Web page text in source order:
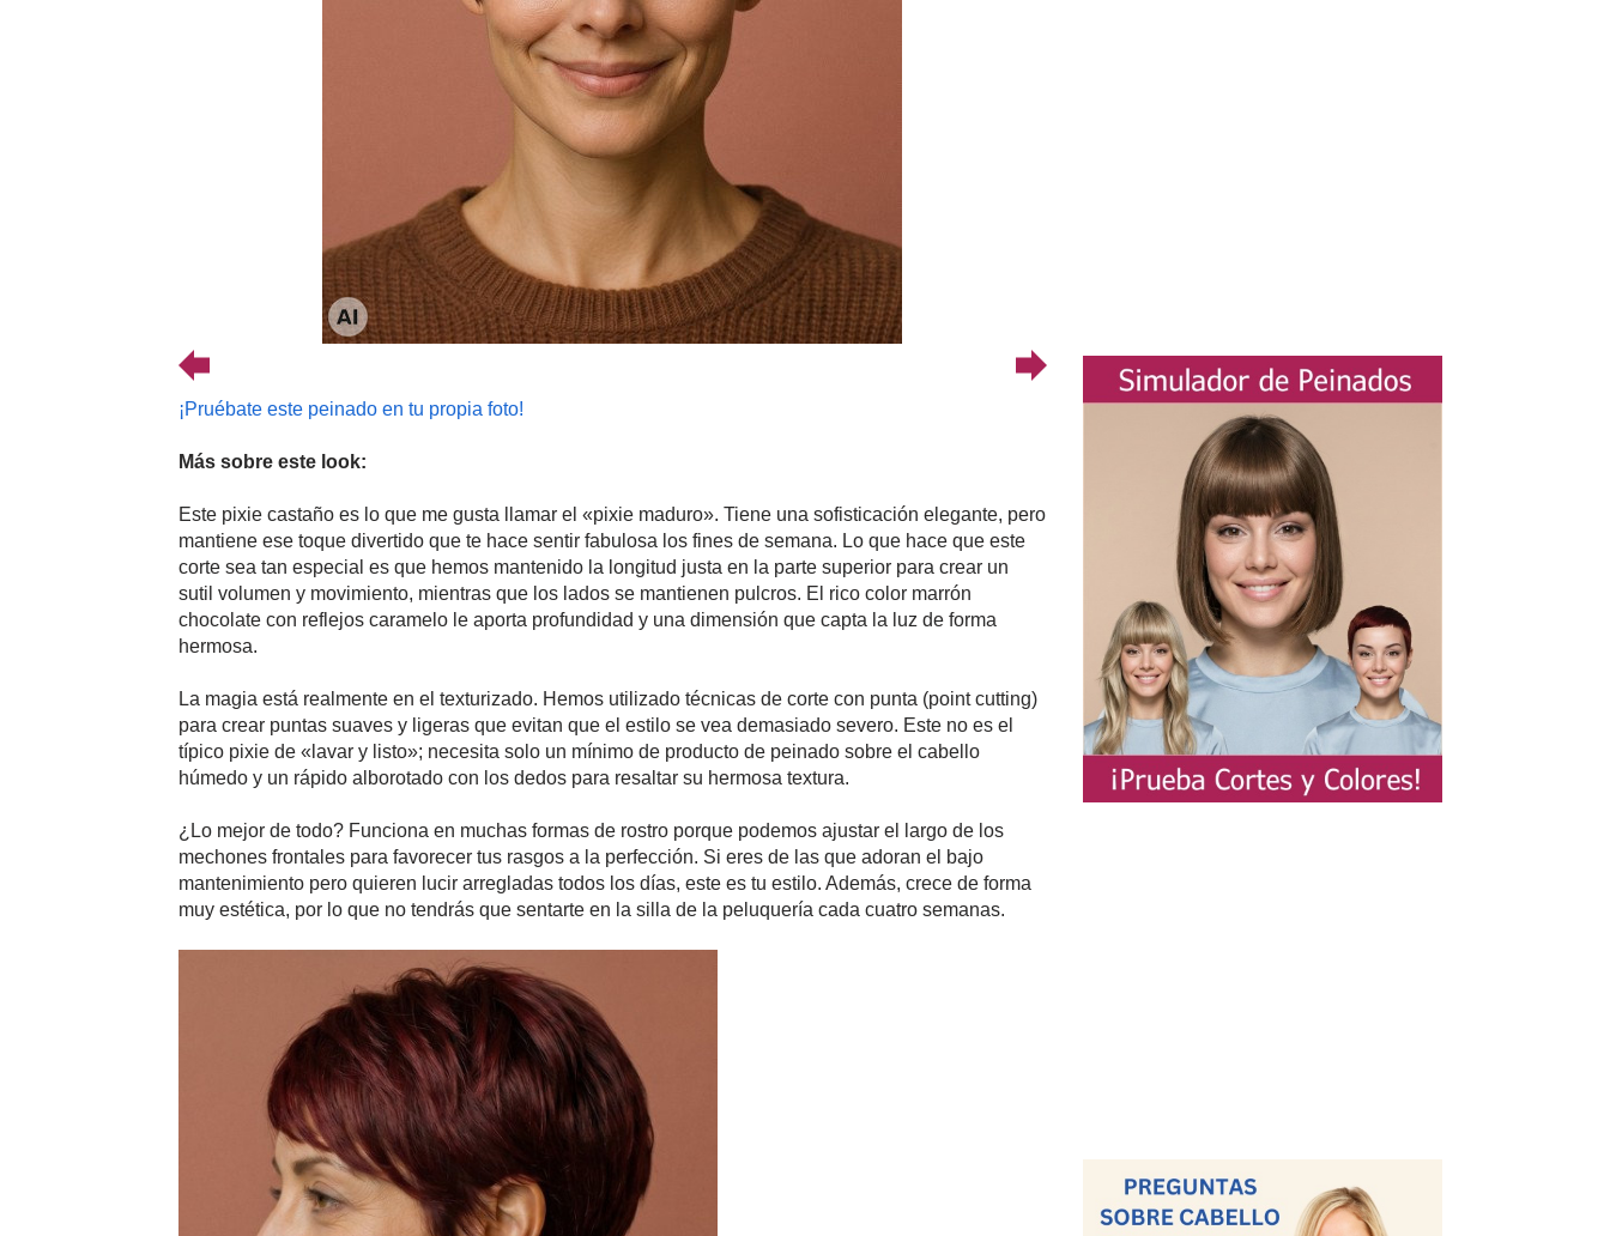
¡Pruébate este peinado en tu propia foto!
Más sobre este look:
Este pixie castaño es lo que me gusta llamar el «pixie maduro». Tiene una sofisticación elegante, pero
mantiene ese toque divertido que te hace sentir fabulosa los fines de semana. Lo que hace que este
corte sea tan especial es que hemos mantenido la longitud justa en la parte superior para crear un
sutil volumen y movimiento, mientras que los lados se mantienen pulcros. El rico color marrón
chocolate con reflejos caramelo le aporta profundidad y una dimensión que capta la luz de forma
hermosa.
La magia está realmente en el texturizado. Hemos utilizado técnicas de corte con punta (point cutting)
para crear puntas suaves y ligeras que evitan que el estilo se vea demasiado severo. Este no es el
típico pixie de «lavar y listo»; necesita solo un mínimo de producto de peinado sobre el cabello
húmedo y un rápido alborotado con los dedos para resaltar su hermosa textura.
¿Lo mejor de todo? Funciona en muchas formas de rostro porque podemos ajustar el largo de los
mechones frontales para favorecer tus rasgos a la perfección. Si eres de las que adoran el bajo
mantenimiento pero quieren lucir arregladas todos los días, este es tu estilo. Además, crece de forma
muy estética, por lo que no tendrás que sentarte en la silla de la peluquería cada cuatro semanas.